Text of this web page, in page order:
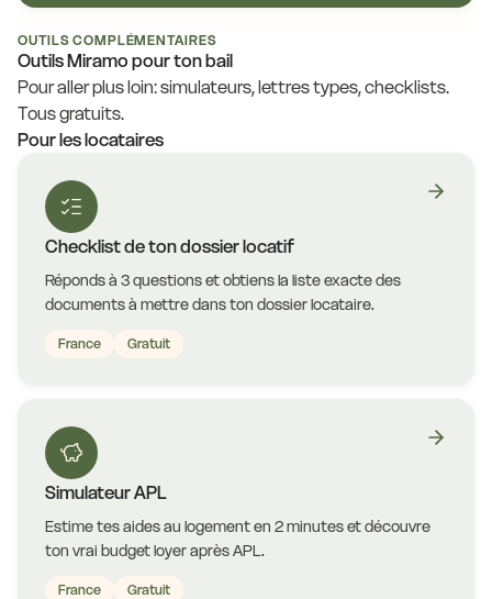
OUTILS COMPLÉMENTAIRES
Outils Miramo pour ton bail
Pour aller plus loin: simulateurs, lettres types, checklists.
Tous gratuits.
Pour les locataires
Checklist de ton dossier locatif
Réponds à 3 questions et obtiens la liste exacte des
documents à mettre dans ton dossier locataire.
France Gratuit
Simulateur APL
Estime tes aides au logement en 2 minutes et découvre
ton vrai budget loyer après APL.
France Gratuit